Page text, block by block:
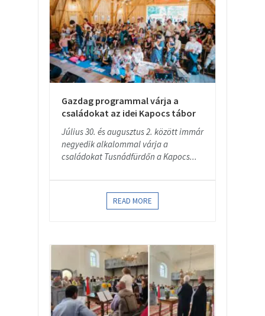
Gazdag programmal várja a
családokat az idei Kapocs tábor
Július 30. és augusztus 2. között immár
negyedik alkalommal várja a
családokat Tusnádfürdőn a Kapocs...
READ MORE